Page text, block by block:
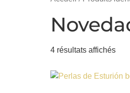
4 résultats affichés